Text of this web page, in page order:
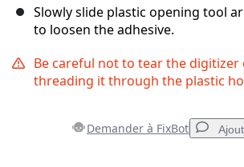
Slowly slide plastic opening tool
to loosen the adhesive.
Be careful not to tear the digitizer
threading it through the plastic
Demander à FixBot